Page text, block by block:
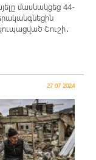
մասնակցեց 44-
Շուշի․
27 07 2024